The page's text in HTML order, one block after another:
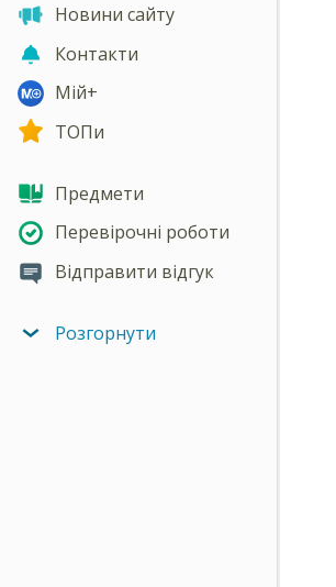
Новини сайту
Контакти
Мій+
ТОПи
Предмети
Перевірочні роботи
Відправити відгук
Розгорнути